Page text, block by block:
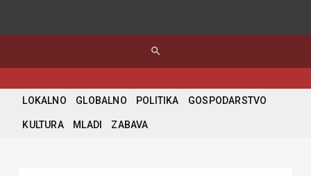
search
LOKALNO GLOBALNO POLITIKA GOSPODARSTVO
KULTURA MLADI ZABAVA